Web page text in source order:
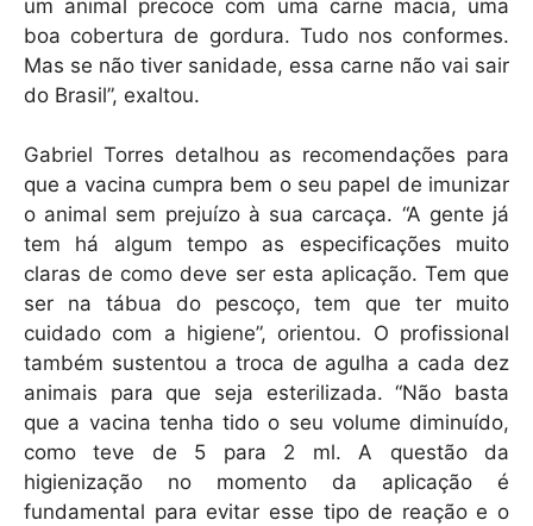
um animal precoce com uma carne macia, uma
boa cobertura de gordura. Tudo nos conformes.
Mas se não tiver sanidade, essa carne não vai sair
do Brasil”, exaltou.
Gabriel Torres detalhou as recomendações para
que a vacina cumpra bem o seu papel de imunizar
o animal sem prejuízo à sua carcaça. “A gente já
tem há algum tempo as especificações muito
claras de como deve ser esta aplicação. Tem que
ser na tábua do pescoço, tem que ter muito
cuidado com a higiene”, orientou. O profissional
também sustentou a troca de agulha a cada dez
animais para que seja esterilizada. “Não basta
que a vacina tenha tido o seu volume diminuído,
como teve de 5 para 2 ml. A questão da
higienização no momento da aplicação é
fundamental para evitar esse tipo de reação e o